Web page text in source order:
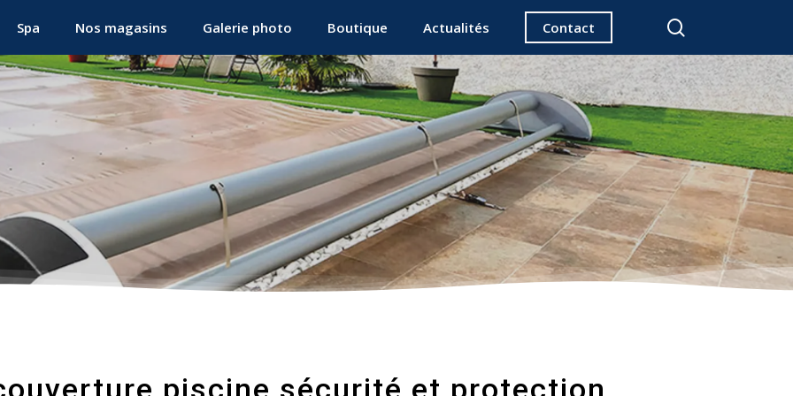
Spa Nos magasins Galerie photo Boutique Actualités Contact
piscine sécurité et protection